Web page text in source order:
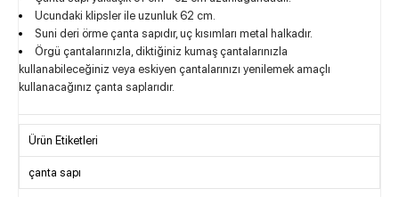
Ucundaki klipsler ile uzunluk 62 cm.
Suni deri örme çanta sapıdır, uç kısımları metal halkadır.
Örgü çantalarınızla, diktiğiniz kumaş çantalarınızla
kullanabileceğiniz veya eskiyen çantalarınızı yenilemek amaçlı
kullanacağınız çanta saplarıdır.
Ürün Etiketleri
çanta sapı